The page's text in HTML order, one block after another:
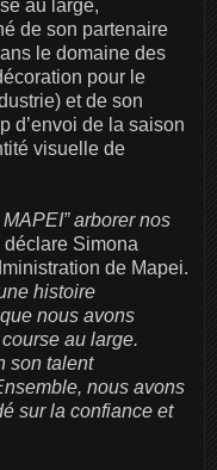
au large,
de son partenaire
le domaine des
pour le
et de son
d’envoi de la saison
visuelle de
arborer nos
déclare Simona
de Mapei.
histoire
nous avons
au large.
son talent
nous avons
sur la confiance et